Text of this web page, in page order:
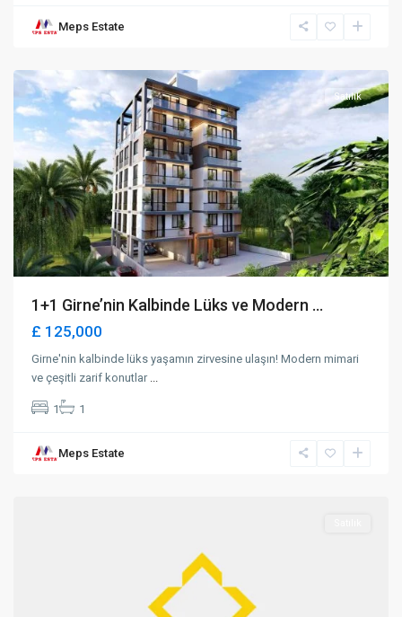
Meps Estate
Karakum,
Satılık
1+1 Girne’nin Kalbinde Lüks ve Modern ...
£ 125,000
Girne'nin kalbinde lüks yaşamın zirvesine ulaşın! Modern mimari
ve çeşitli zarif konutlar ...
1 1
Meps Estate
Alsancak,